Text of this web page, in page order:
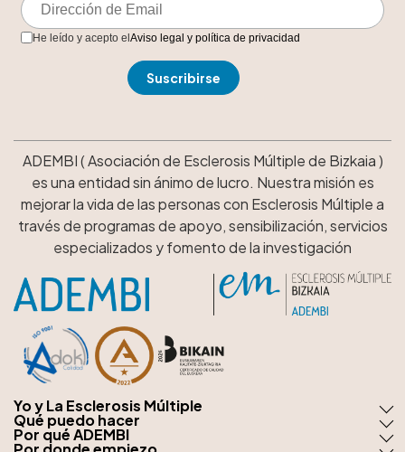
He leído y acepto elAviso legal y política de privacidad
ADEMBI ( Asociación de Esclerosis Múltiple de Bizkaia )
es una entidad sin ánimo de lucro. Nuestra misión es
mejorar la vida de las personas con Esclerosis Múltiple a
través de programas de apoyo, sensibilización, servicios
especializados y fomento de la investigación
Yo y La Esclerosis Múltiple
Qué puedo hacer
Por qué ADEMBI